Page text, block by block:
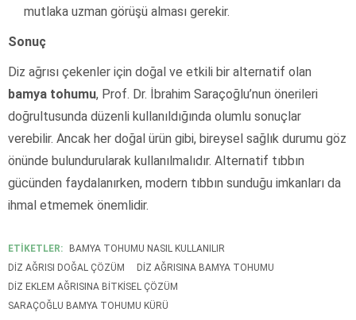
mutlaka uzman görüşü alması gerekir.
Sonuç
Diz ağrısı çekenler için doğal ve etkili bir alternatif olan
bamya tohumu, Prof. Dr. İbrahim Saraçoğlu’nun önerileri
doğrultusunda düzenli kullanıldığında olumlu sonuçlar
verebilir. Ancak her doğal ürün gibi, bireysel sağlık durumu göz
önünde bulundurularak kullanılmalıdır. Alternatif tıbbın
gücünden faydalanırken, modern tıbbın sunduğu imkanları da
ihmal etmemek önemlidir.
ETİKETLER:
BAMYA TOHUMU NASIL KULLANILIR
DIZ AĞRISI DOĞAL ÇÖZÜM
DIZ AĞRISINA BAMYA TOHUMU
DIZ EKLEM AĞRISINA BITKISEL ÇÖZÜM
SARAÇOĞLU BAMYA TOHUMU KÜRÜ